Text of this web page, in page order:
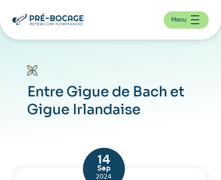
Menu
Entre Gigue de Bach et
Gigue Irlandaise
14
Sep
2024